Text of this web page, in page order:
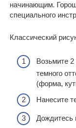
начинающим.
специального
Классический
Возьмите
темного
(форма,
Нанесите
Дождитесь